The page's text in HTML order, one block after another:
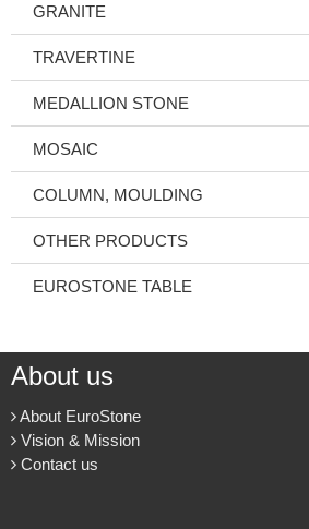
GRANITE
TRAVERTINE
MEDALLION STONE
MOSAIC
COLUMN, MOULDING
OTHER PRODUCTS
EUROSTONE TABLE
About us
About EuroStone
Vision & Mission
Contact us